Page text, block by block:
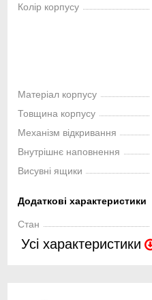
Колір корпусу
Матеріал корпусу
Товщина корпусу
Механізм відкривання
Внутрішнє наповнення
Висувні ящики
Додаткові характеристики
Стан
Усі характеристики